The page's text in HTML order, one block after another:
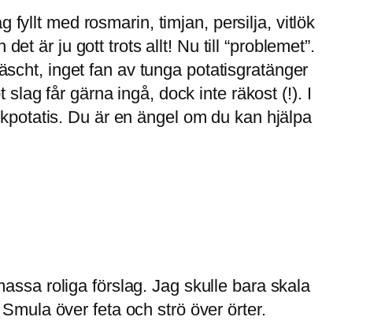
fyllt med rosmarin, timjan, persilja, vitlök
är ju gott trots allt! Nu till “problemet”.
inget fan av tunga potatisgratänger
får gärna ingå, dock inte räkost (!). I
Du är en ängel om du kan hjälpa
roliga förslag. Jag skulle bara skala
över feta och strö över örter.